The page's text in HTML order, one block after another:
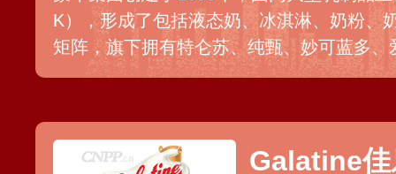
K），形成了包括液态奶、冰淇淋、奶粉、
矩阵，旗下拥有特仑苏、纯甄、妙可蓝多
纯牛奶、低温酸奶、高端鲜奶、奶酪等领
场。
Galatine佳